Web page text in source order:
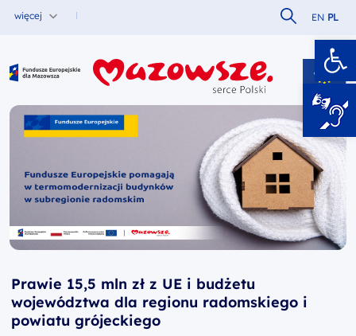
więcej Szukaj w
EN PL
Fundusze Europejskie dla Mazowsza
Prawie 15,5 mln zł z UE i budżetu
województwa dla regionu radomskiego i
powiatu grójeckiego